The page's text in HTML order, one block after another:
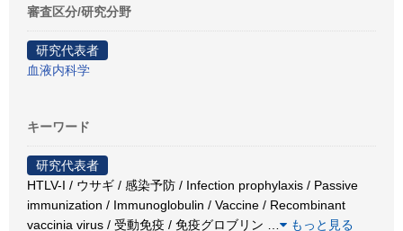
審査区分/研究分野
研究代表者
血液内科学
キーワード
研究代表者
HTLV-I / ウサギ / 感染予防 / Infection prophylaxis / Passive
immunization / Immunoglobulin / Vaccine / Recombinant
vaccinia virus / 受動免疫 / 免疫グロブリン
もっと見る